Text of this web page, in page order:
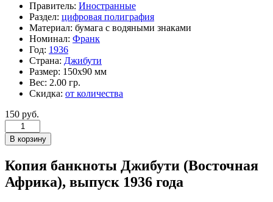
Правитель: Иностранные
Раздел: цифровая полиграфия
Материал: бумага с водяными знаками
Номинал: Франк
Год: 1936
Страна: Джибути
Размер: 150х90 мм
Вес: 2.00 гр.
Скидка: от количества
150 руб.
Копия банкноты Джибути (Восточная
Африка), выпуск 1936 года